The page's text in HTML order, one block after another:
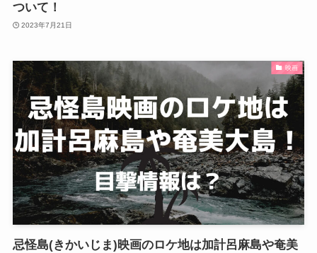
ついて！
2023年7月21日
映画
忌怪島(きかいじま)映画のロケ地は加計呂麻島や奄美